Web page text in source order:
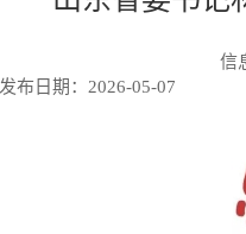
发布日期：2026-05-07
信